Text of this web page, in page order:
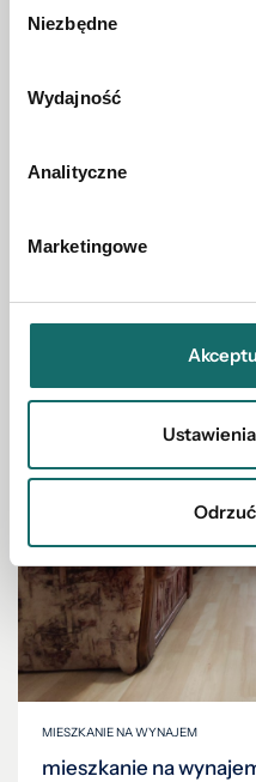
zgody
Niezbędne
Wydajność
Analityczne
Marketingowe
Dom w centrum -
MIESZKANIE NA WYNAJEM
mieszkanie na